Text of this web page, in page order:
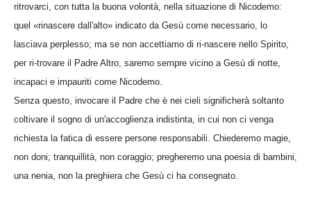
ritrovarci, con tutta la buona volontà, nella situazione di Nicodemo:
quel «rinascere dall'alto» indicato da Gesù come necessario, lo
lasciava perplesso; ma se non accettiamo di ri-nascere nello Spirito,
per ri-trovare il Padre Altro, saremo sempre vicino a Gesù di notte,
incapaci e impauriti come Nicodemo.
Senza questo, invocare il Padre che è nei cieli significherà soltanto
coltivare il sogno di un'accoglienza indistinta, in cui non ci venga
richiesta la fatica di essere persone responsabili. Chiederemo magie,
non doni; tranquillità, non coraggio; pregheremo una poesia di bambini,
una nenia, non la preghiera che Gesù ci ha consegnato.